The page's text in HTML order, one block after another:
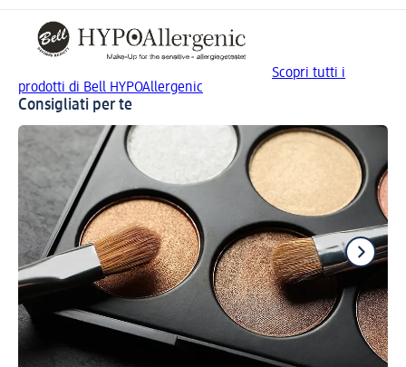
Scopri tutti i
prodotti di Bell HYPOAllergenic
Consigliati per te